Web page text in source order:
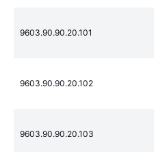
9603.90.90.20.101
9603.90.90.20.102
9603.90.90.20.103